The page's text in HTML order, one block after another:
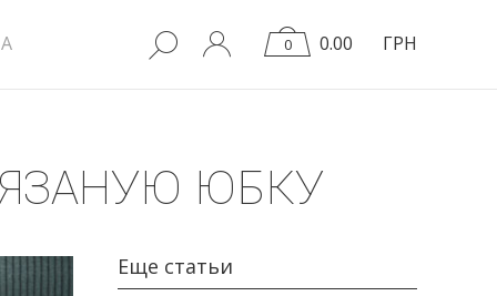
0 0.00 ГРН
ЮБКУ
Еще статьи